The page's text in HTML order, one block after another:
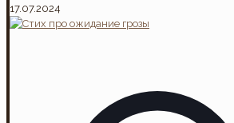
17.07.2024